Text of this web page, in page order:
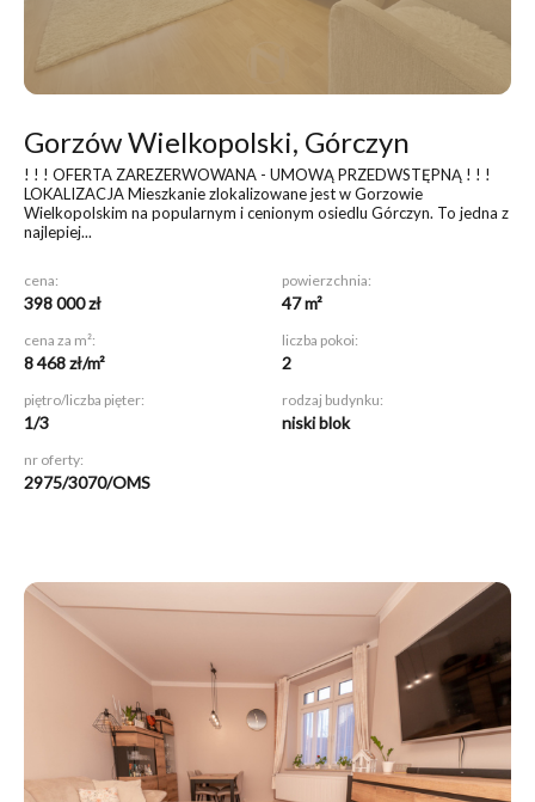
Gorzów Wielkopolski, Górczyn
! ! ! OFERTA ZAREZERWOWANA - UMOWĄ PRZEDWSTĘPNĄ ! ! !
LOKALIZACJA Mieszkanie zlokalizowane jest w Gorzowie
Wielkopolskim na popularnym i cenionym osiedlu Górczyn. To jedna z
najlepiej...
cena:
398 000 zł
powierzchnia:
47 m²
cena za m²:
8 468 zł/m²
liczba pokoi:
2
piętro/liczba pięter:
1/3
rodzaj budynku:
niski blok
nr oferty:
2975/3070/OMS